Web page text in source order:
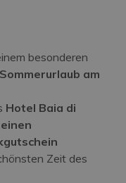
besonderen
am
Hotel Baia di
Zeit des